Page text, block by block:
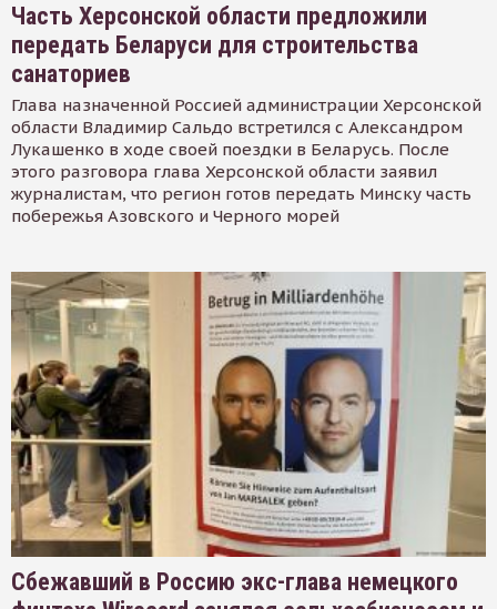
Часть Херсонской области предложили
передать Беларуси для строительства
санаториев
Глава назначенной Россией администрации Херсонской
области Владимир Сальдо встретился с Александром
Лукашенко в ходе своей поездки в Беларусь. После
этого разговора глава Херсонской области заявил
журналистам, что регион готов передать Минску часть
побережья Азовского и Черного морей
Сбежавший в Россию экс-глава немецкого